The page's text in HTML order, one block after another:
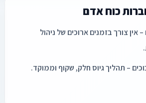
כוח אדם
אין צורך בזמנים ארוכים של ניהול
– תהליך גיוס חלק, שקוף וממוקד.